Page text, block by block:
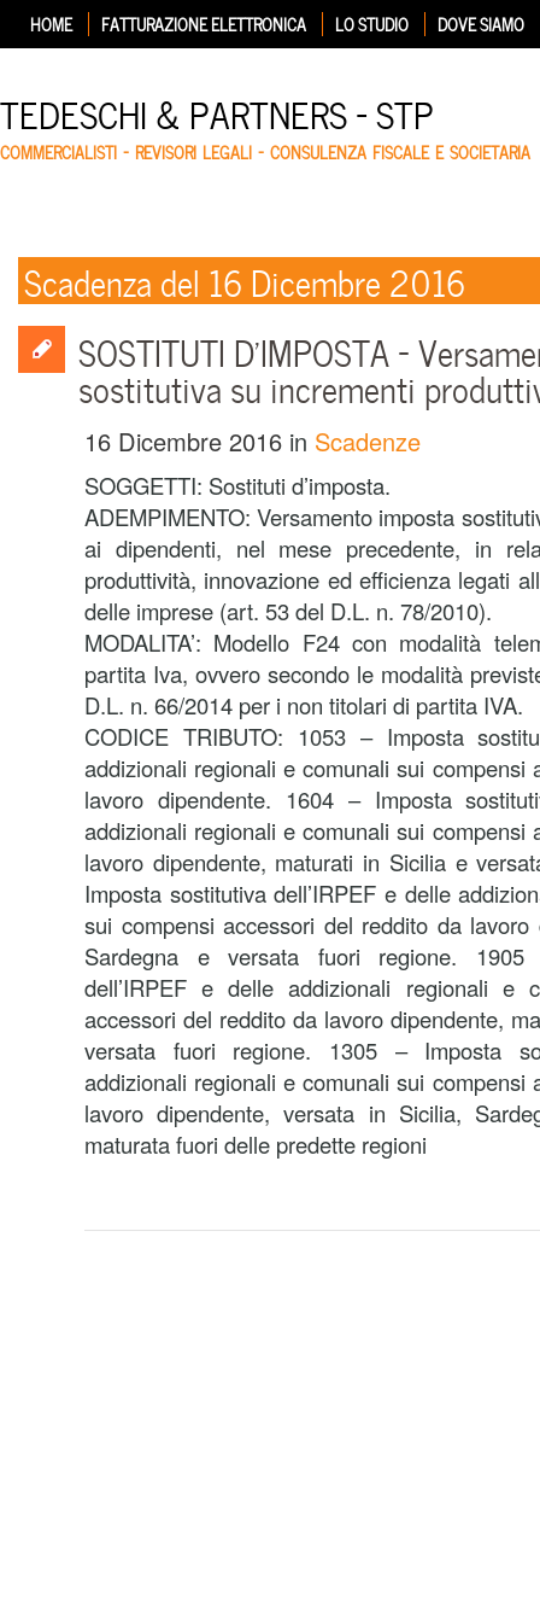
HOME FATTURAZIONE ELETTRONICA LO STUDIO DOVE SIAMO
TEDESCHI & PARTNERS – STP
COMMERCIALISTI – REVISORI LEGALI – CONSULENZA FISCALE E SOCIETARIA
Scadenza del 16 Dicembre 2016
SOSTITUTI D’IMPOSTA –
sostitutiva su incrementi
16 Dicembre 2016 in Scadenze
SOGGETTI: Sostituti d’imposta.
ADEMPIMENTO: Versamento imposta
ai dipendenti, nel mese precedente, in
produttività, innovazione ed efficienza legati
delle imprese (art. 53 del D.L. n. 78/2010).
MODALITA’: Modello F24 con modalità
partita Iva, ovvero secondo le modalità
D.L. n. 66/2014 per i non titolari di partita IVA.
CODICE TRIBUTO: 1053 – Imposta
addizionali regionali e comunali sui compensi
lavoro dipendente. 1604 – Imposta
addizionali regionali e comunali sui compensi
lavoro dipendente, maturati in Sicilia e
Imposta sostitutiva dell’IRPEF e delle
sui compensi accessori del reddito da
Sardegna e versata fuori regione. 1905
dell’IRPEF e delle addizionali regionali e
accessori del reddito da lavoro dipendente,
versata fuori regione. 1305 – Imposta
addizionali regionali e comunali sui compensi
lavoro dipendente, versata in Sicilia,
maturata fuori delle predette regioni